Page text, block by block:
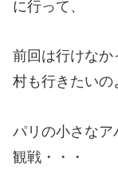
に行って、
前回は行けな
村も行きたいの
パリの小さなア
観戦・・・